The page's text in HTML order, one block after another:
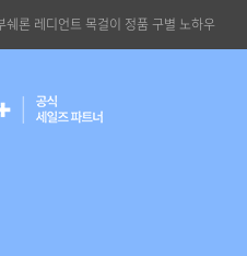
쉐론 레디언트 목걸이 정품 구별 노하우